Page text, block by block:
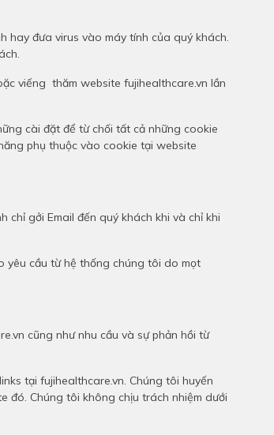
hay đưa virus vào máy tính của quý khách.
viếng thăm website fujihealthcare.vn lần
cài đặt để từ chối tất cả những cookie
phụ thuộc vào cookie tại website
chỉ gởi Email đến quý khách khi và chỉ khi
yêu cầu từ hệ thống chúng tôi do mọt
cũng như nhu cầu và sự phản hồi từ
tại fujihealthcare.vn. Chúng tôi huyến
đó. Chúng tôi không chịu trách nhiệm dưới